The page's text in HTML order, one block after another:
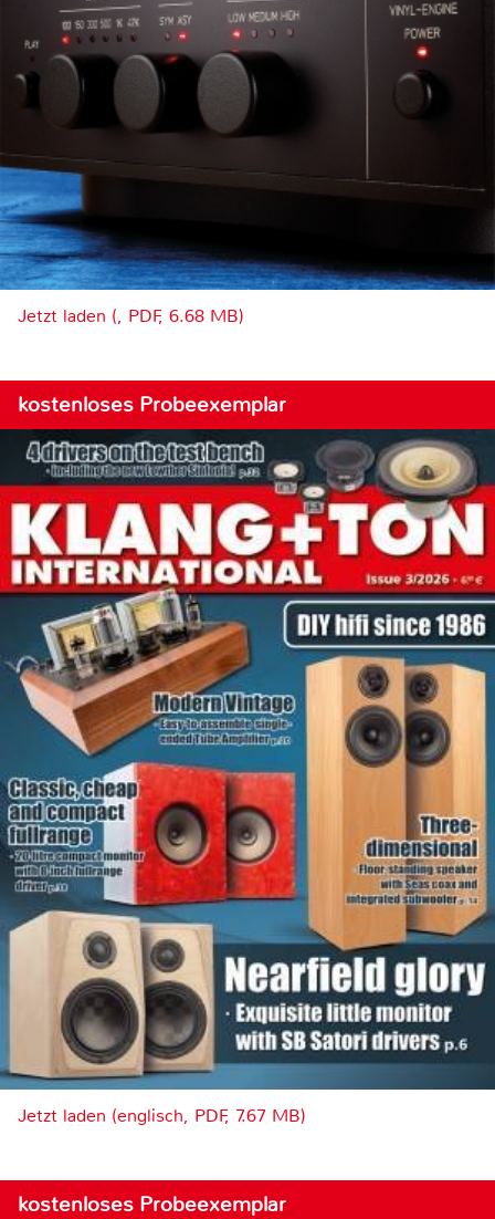
Jetzt laden (, PDF, 6.68 MB)
kostenloses Probeexemplar
Jetzt laden (englisch, PDF, 7.67 MB)
kostenloses Probeexemplar